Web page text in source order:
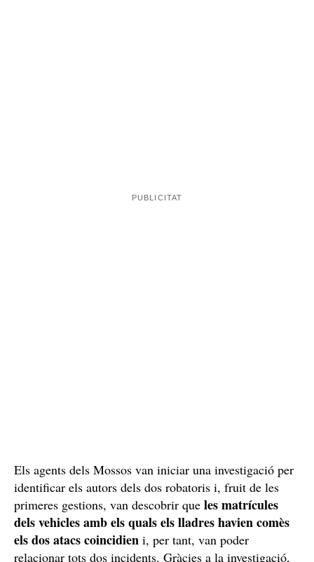
Els agents dels Mossos van iniciar una investigació per
identificar els autors dels dos robatoris i, fruit de les
primeres gestions, van descobrir que les matrícules
dels vehicles amb els quals els lladres havien comès
els dos atacs coincidien i, per tant, van poder
relacionar tots dos incidents. Gràcies a la investigació,